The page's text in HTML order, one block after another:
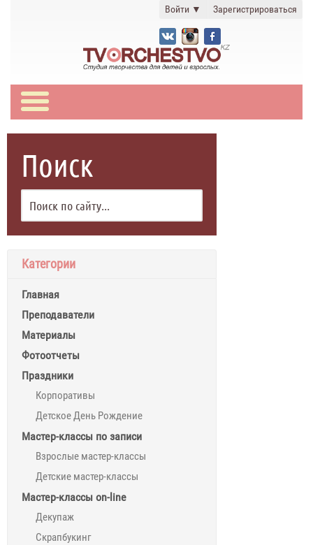
Войти ▼ Зарегистрироваться
Поиск
Категории
Главная
Преподаватели
Материалы
Фотоотчеты
Праздники
Корпоративы
Детское День Рождение
Мастер-классы по записи
Взрослые мастер-классы
Детские мастер-классы
Мастер-классы on-line
Декупаж
Скрапбукинг